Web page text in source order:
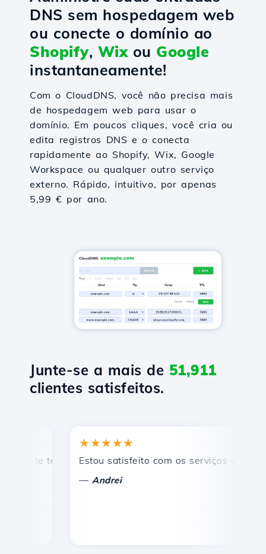
DNS sem hospedagem web
ou conecte o domínio ao
Shopify, Wixou Google
instantaneamente!
Com o CloudDNS, você não precisa mais
de hospedagem web para usar o
domínio. Em poucos cliques, você cria ou
edita registros DNS e o conecta
rapidamente ao Shopify, Wix, Google
Workspace ou qualquer outro serviço
externo. Rápido, intuitivo, por apenas
5,99 € por ano.
Junte-se a mais de 51,911
clientes satisfeitos.
técnico rápido e eficiente.
★★★★★
Estou satisfeito com os serviços oferecidos
Andrei